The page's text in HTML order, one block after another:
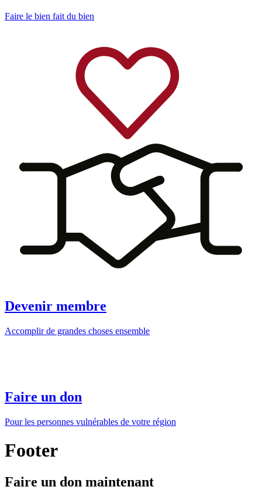
Faire le bien fait du bien
Devenir membre
Accomplir de grandes choses ensemble
Faire un don
Pour les personnes vulnérables de votre région
Footer
Faire un don maintenant